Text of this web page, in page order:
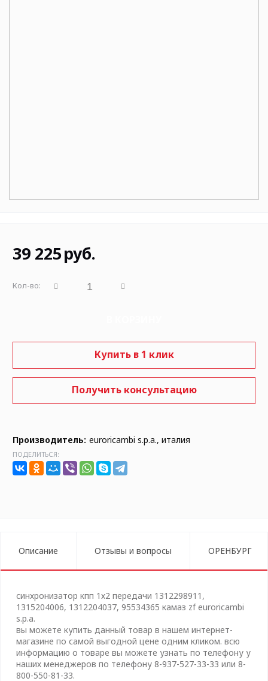
39 225руб.
Кол-во:
Купить в 1 клик
Получить консультацию
Производитель: euroricambi s.p.a., италия
ПОДЕЛИТЬСЯ:
Описание Отзывы и вопросы ОРЕНБУРГ
синхронизатор кпп 1х2 передачи 1312298911,
1315204006, 1312204037, 95534365 камаз zf euroricambi
s.p.a.
вы можете купить данный товар в нашем интернет-
магазине по самой выгодной цене одним кликом. всю
информацию о товаре вы можете узнать по телефону у
наших менеджеров по телефону 8-937-527-33-33 или 8-
800-550-81-33.